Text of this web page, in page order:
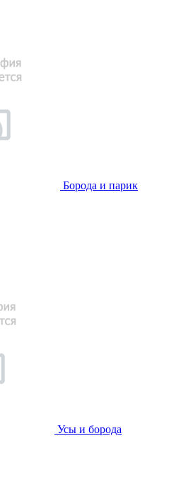
Борода и парик
Усы и борода